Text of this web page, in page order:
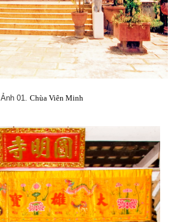
Ảnh 01. Chùa Viên Minh